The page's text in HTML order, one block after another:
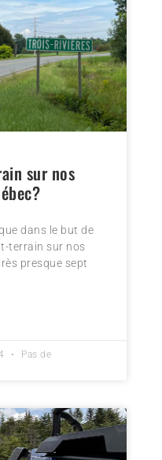
sur nos
dans le but de
terrain sur nos
presque sept
Pas de